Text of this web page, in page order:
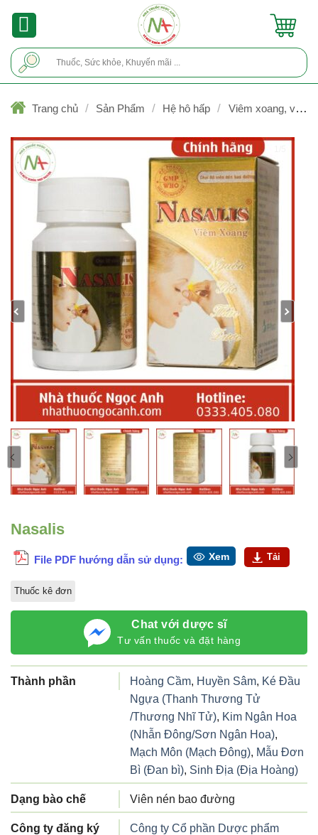
Trang chủ / Sản Phẩm / Hệ hô hấp /
Viêm xoang, viêm
Chat với dược sĩ
Tư vấn thuốc và đặt hàng
Nasalis
File PDF hướng dẫn sử dụng: Xem Tải
Thuốc kê đơn
Thành phần Hoàng Cầm, Huyền Sâm, Ké Đầu
Ngựa (Thanh Thương Tử
/Thương Nhĩ Tử), Kim Ngân Hoa
(Nhẫn Đông/Sơn Ngân Hoa),
Mạch Môn (Mạch Đông), Mẫu Đơn
Bì (Đan bì), Sinh Địa (Địa Hoàng)
Dạng bào chế Viên nén bao đường
Công ty đăng ký
Công ty Cổ phần Dược phẩm